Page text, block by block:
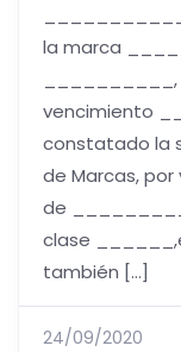
la marca
vencimiento
constatado la
de Marcas,
de
clase
también […]
24/09/2020